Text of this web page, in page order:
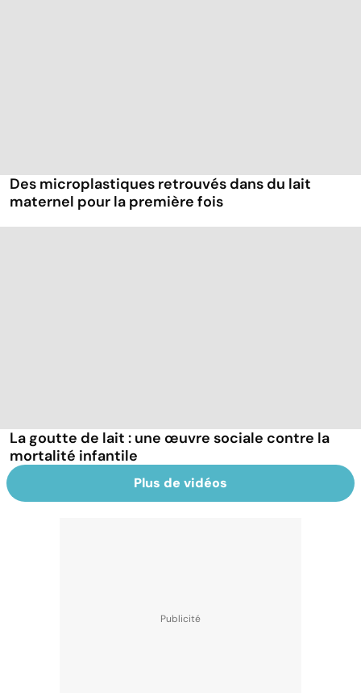
Des microplastiques retrouvés dans du lait
maternel pour la première fois
La goutte de lait : une œuvre sociale contre la
mortalité infantile
Plus de vidéos